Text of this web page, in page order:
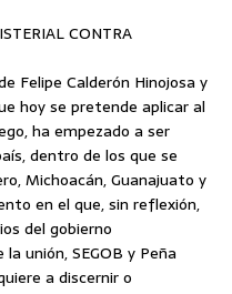
CONTRA
Felipe Calderón Hinojosa y
hoy se pretende aplicar al
ha empezado a ser
dentro de los que se
Michoacán, Guanajuato y
en el que, sin reflexión,
del gobierno
unión, SEGOB y Peña
a discernir o